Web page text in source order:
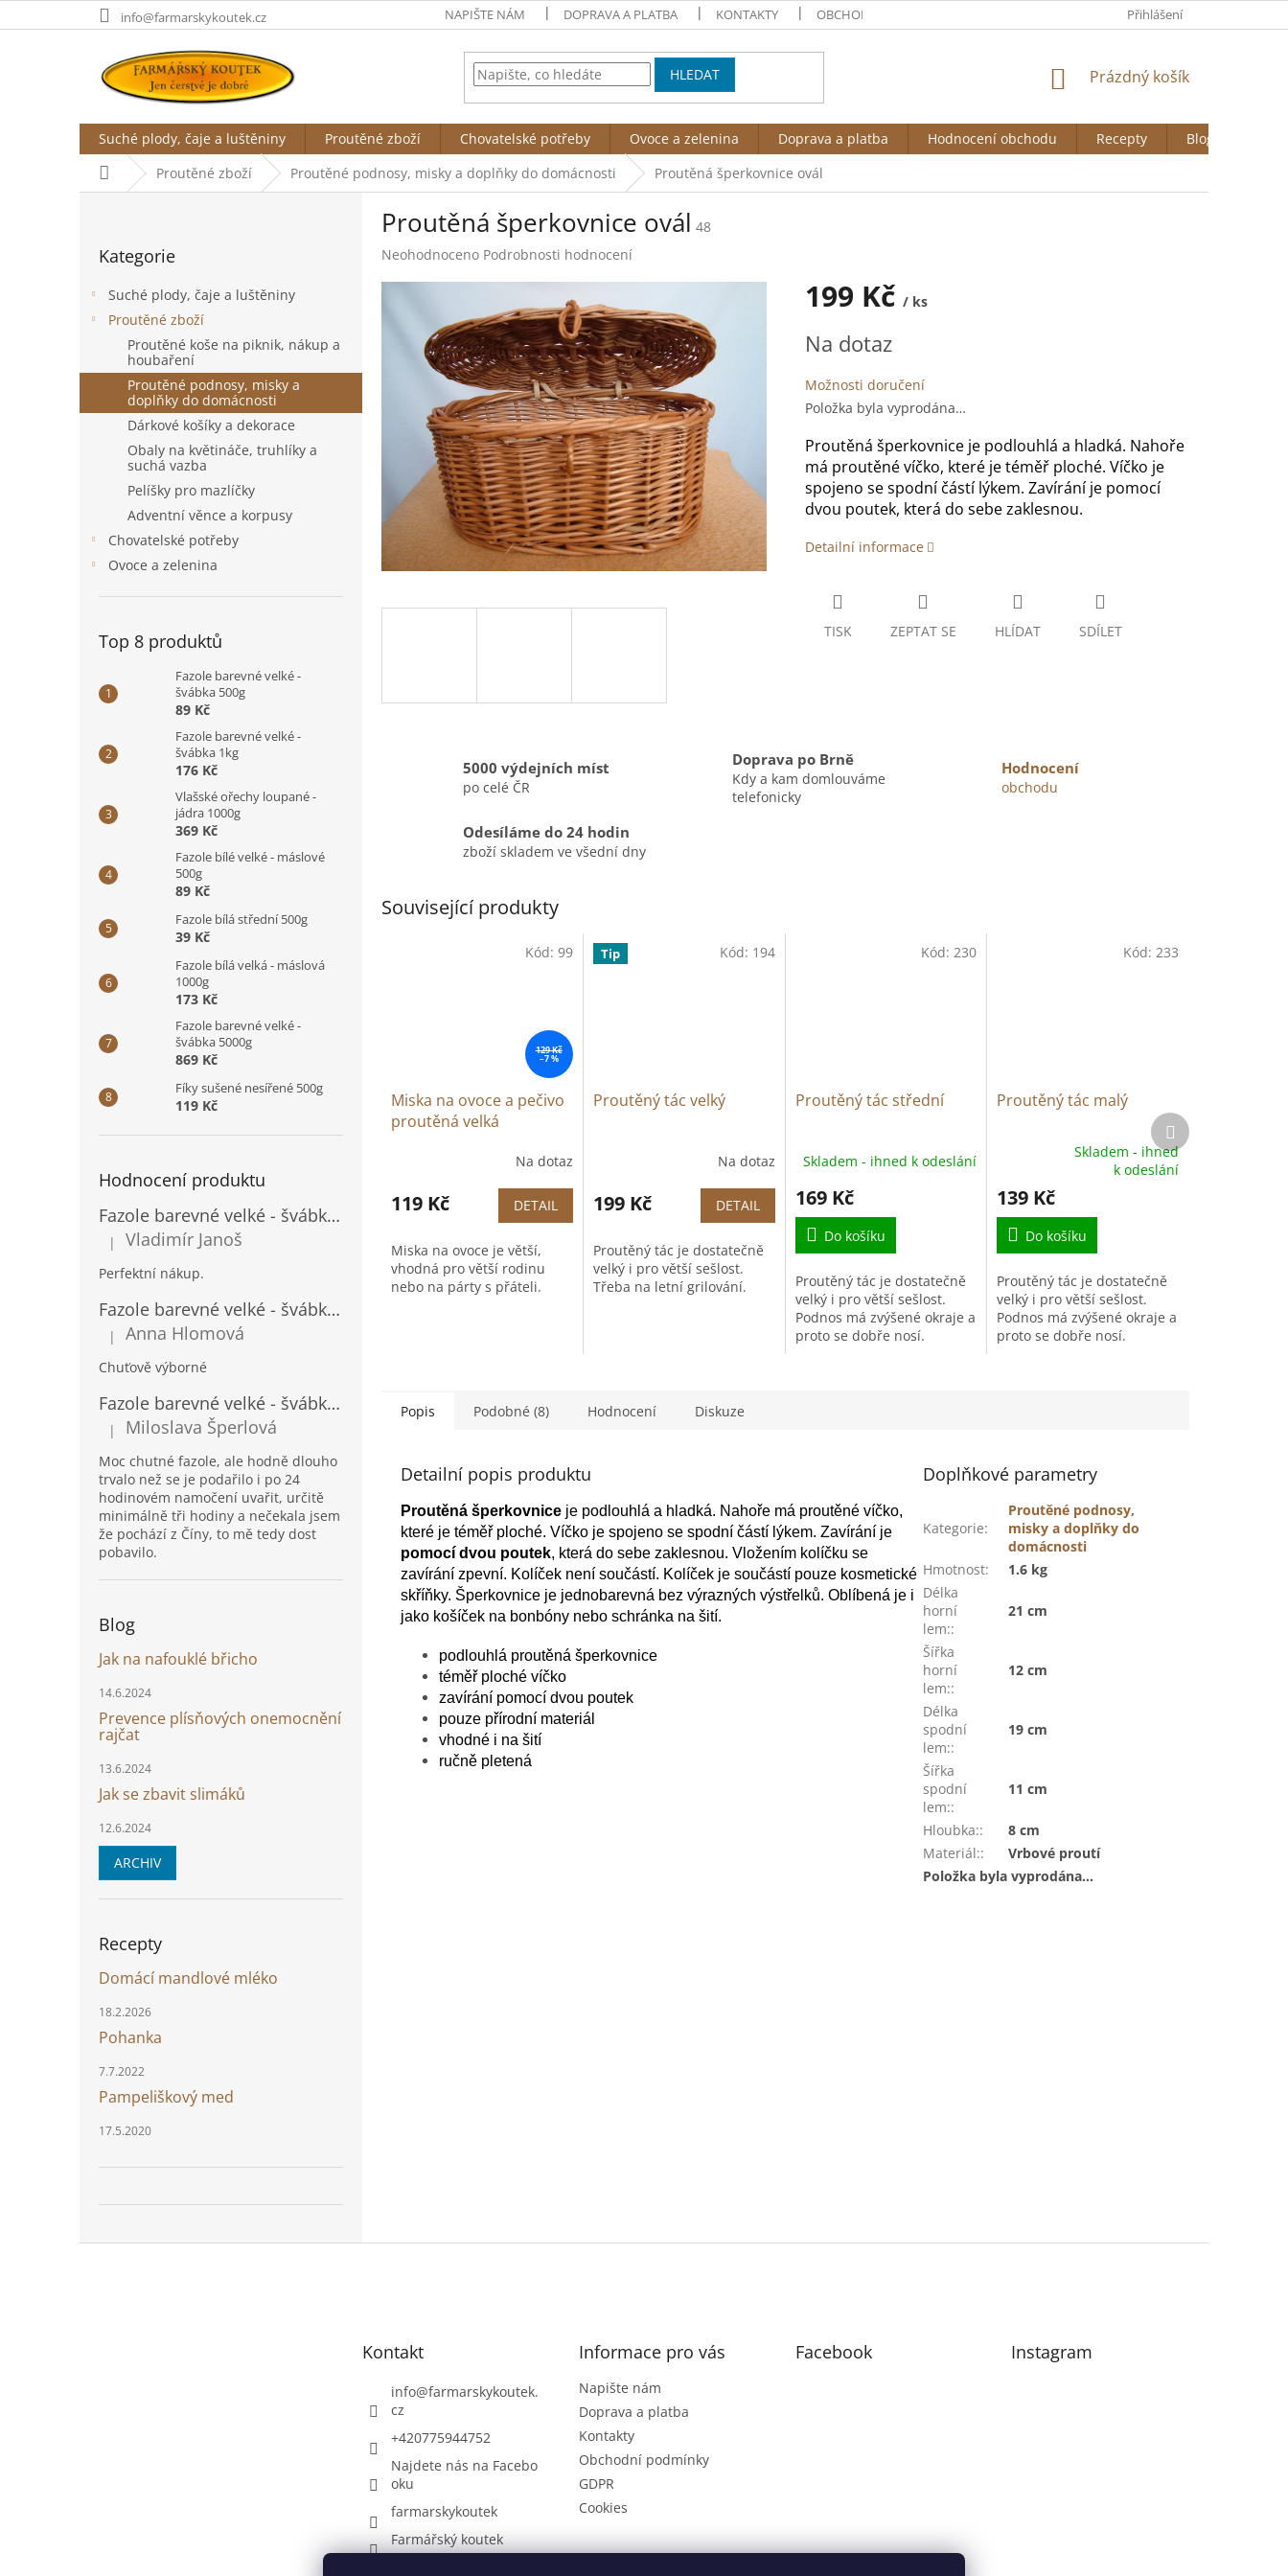
na
info@farmarskykoutek.cz NAPIŠTE NÁM DOPRAVA A PLATBA KONTAKTY OBCHODNÍ PODMÍNKY Přihlášení
HLEDAT
NÁKUPNÍ
Prázdný košík
Suché plody, čaje a luštěniny Proutěné zboží Chovatelské potřeby Ovoce a zelenina Doprava a platba Hodnocení obchodu Recepty
Blog
Domů Proutěné zboží Proutěné podnosy, misky a doplňky do domácnosti Proutěná šperkovnice ovál
í
a
kategorie
Kategorie
Suché plody, čaje a luštěniny
Proutěné zboží
Proutěné koše na piknik, nákup a
houbaření
Proutěné podnosy, misky a
doplňky do domácnosti
Dárkové košíky a dekorace
Obaly na květináče, truhlíky a
suchá vazba
Pelíšky pro mazlíčky
Adventní věnce a korpusy
Chovatelské potřeby
Ovoce a zelenina
Top 8 produktů
Fazole barevné velké -
švábka 500g
89 Kč
Fazole barevné velké -
švábka 1kg
176 Kč
Vlašské ořechy loupané -
jádra 1000g
369 Kč
Fazole bílé velké - máslové
500g
89 Kč
Fazole bílá střední 500g
39 Kč
Fazole bílá velká - máslová
1000g
173 Kč
Fazole barevné velké -
švábka 5000g
869 Kč
Fíky sušené nesířené 500g
119 Kč
Hodnocení produktu
Fazole barevné velké - švábka 500g
Hodnocení produktu je 5 z 5 hvězdiček.
| Vladimír Janoš
Perfektní nákup.
Fazole barevné velké - švábka 500g
Hodnocení produktu je 5 z 5 hvězdiček.
| Anna Hlomová
Chuťově výborné
Fazole barevné velké - švábka 1kg
Hodnocení produktu je 5 z 5 hvězdiček.
| Miloslava Šperlová
Moc chutné fazole, ale hodně dlouho
trvalo než se je podařilo i po 24
hodinovém namočení uvařit, určitě
minimálně tři hodiny a nečekala jsem
že pochází z Číny, to mě tedy dost
pobavilo.
Blog
Jak na nafouklé břicho
14.6.2024
Prevence plísňových onemocnění
rajčat
13.6.2024
Jak se zbavit slimáků
12.6.2024
ARCHIV
Recepty
Domácí mandlové mléko
18.2.2026
Pohanka
7.7.2022
Pampeliškový med
17.5.2020
Proutěná šperkovnice ovál 48
Průměrné
hvězdiček.
Neohodnoceno Podrobnosti hodnocení
199 Kč / ks
cena:
Na dotaz
Možnosti doručení
Položka byla vyprodána…
Proutěná šperkovnice je podlouhlá a hladká. Nahoře
má proutěné víčko, které je téměř ploché. Víčko je
spojeno se spodní částí lýkem. Zavírání je pomocí
dvou poutek, která do sebe zaklesnou.
Detailní informace
TISK ZEPTAT SE HLÍDAT SDÍLET
5000 výdejních míst
po celé ČR
Doprava po Brně
Kdy a kam domlouváme
telefonicky
Hodnocení
obchodu
Odesíláme do 24 hodin
zboží skladem ve všední dny
Související produkty
129 Kč
–7 %
Miska na ovoce a pečivo
proutěná velká
produktu
z
5
hvězdiček.
Na dotaz
119 Kč DETAIL
Miska na ovoce je větší,
vhodná pro větší rodinu
nebo na párty s přáteli.
Kód: 99 Tip
Proutěný tác velký
produktu
z
5
hvězdiček.
Na dotaz
199 Kč DETAIL
Proutěný tác je dostatečně
velký i pro větší sešlost.
Třeba na letní grilování.
Kód: 194
Proutěný tác střední
Skladem - ihned k odeslání
169 Kč
Do košíku
Proutěný tác je dostatečně
velký i pro větší sešlost.
Podnos má zvýšené okraje a
proto se dobře nosí.
Kód:230
Proutěný tác malý
produktu
je
5,0
z
5
hvězdiček.
Skladem - ihned
k odeslání
139 Kč
Do košíku
Proutěný tác je dostatečně
velký i pro větší sešlost.
Podnos má zvýšené okraje a
proto se dobře nosí.
Kód: 233
Další
produkt
Popis Podobné (8) Hodnocení Diskuze
Detailní popis produktu
Proutěná šperkovnice je podlouhlá a hladká. Nahoře má proutěné víčko,
které je téměř ploché. Víčko je spojeno se spodní částí lýkem. Zavírání je
pomocí dvou poutek, která do sebe zaklesnou. Vložením kolíčku se
zavírání zpevní. Kolíček není součástí. Kolíček je součástí pouze kosmetické
skříňky. Šperkovnice je jednobarevná bez výrazných výstřelků. Oblíbená je i
jako košíček na bonbóny nebo schránka na šití.
podlouhlá proutěná šperkovnice
téměř ploché víčko
zavírání pomocí dvou poutek
pouze přírodní materiál
vhodné i na šití
ručně pletená
Doplňkové parametry
Kategorie:
Proutěné podnosy,
misky a doplňky do
domácnosti
Hmotnost:
1.6 kg
Délka
horní
lem::
21 cm
Šířka
horní
lem::
12 cm
Délka
spodní
lem::
19 cm
Šířka
spodní
lem::
11 cm
Hloubka::
8 cm
Materiál::
Vrbové proutí
Položka byla vyprodána…
Kontakt
info@farmarskykoutek.
cz
+420775944752
Najdete nás na Facebo
oku
farmarskykoutek
Farmářský koutek
Informace pro vás
Napište nám
Doprava a platba
Kontakty
Obchodní podmínky
GDPR
Cookies
Facebook Instagram